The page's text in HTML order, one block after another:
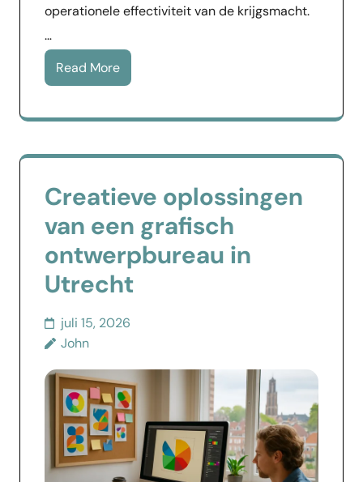
operationele effectiviteit van de krijgsmacht.
…
Read More
Creatieve oplossingen
van een grafisch
ontwerpbureau in
Utrecht
juli 15, 2026
John